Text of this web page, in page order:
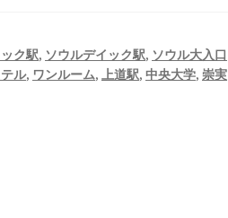
ク駅, ソウルデイック駅, ソウル大入口
ル, ワンルーム, 上道駅, 中央大学, 崇実